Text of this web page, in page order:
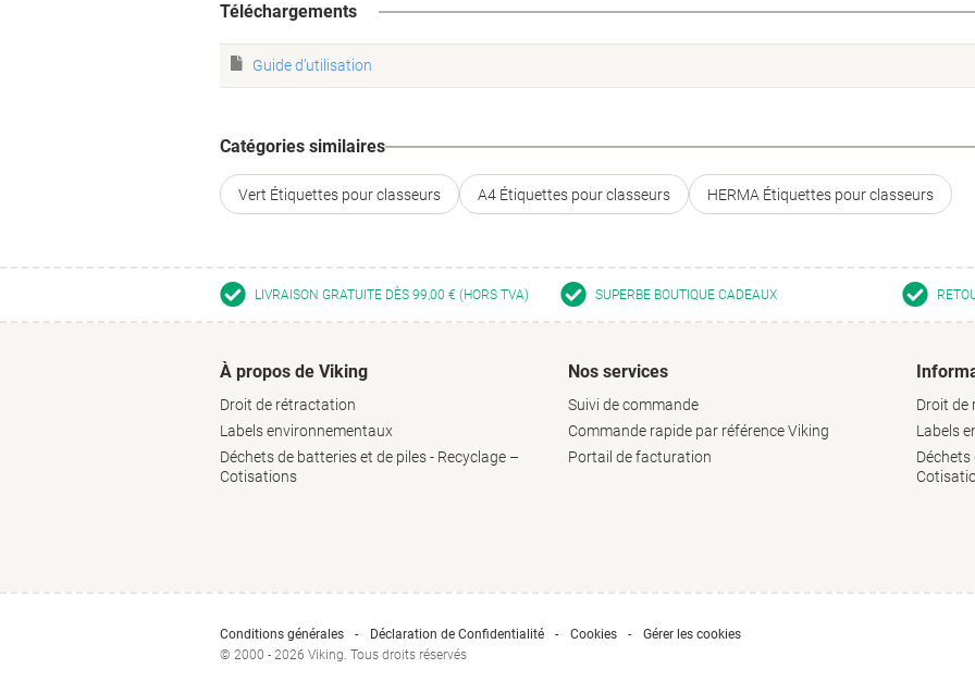
Téléchargements
Guide d’utilisation
Catégories similaires
Vert Étiquettes pour classeurs A4 Étiquettes pour classeurs HERMA Étiquettes pour classeurs
LIVRAISON GRATUITE DÈS 99,00 € (HORS TVA) SUPERBE BOUTIQUE CADEAUX
À propos de Viking
Droit de rétractation
Labels environnementaux
Déchets de batteries et de piles - Recyclage –
Cotisations
Nos services
Suivi de commande
Commande rapide par référence Viking
Portail de facturation
Droit de
Labels
Déchets
Conditions générales Déclaration de Confidentialité Cookies
Gérer les cookies
© 2000 - 2026 Viking. Tous droits réservés